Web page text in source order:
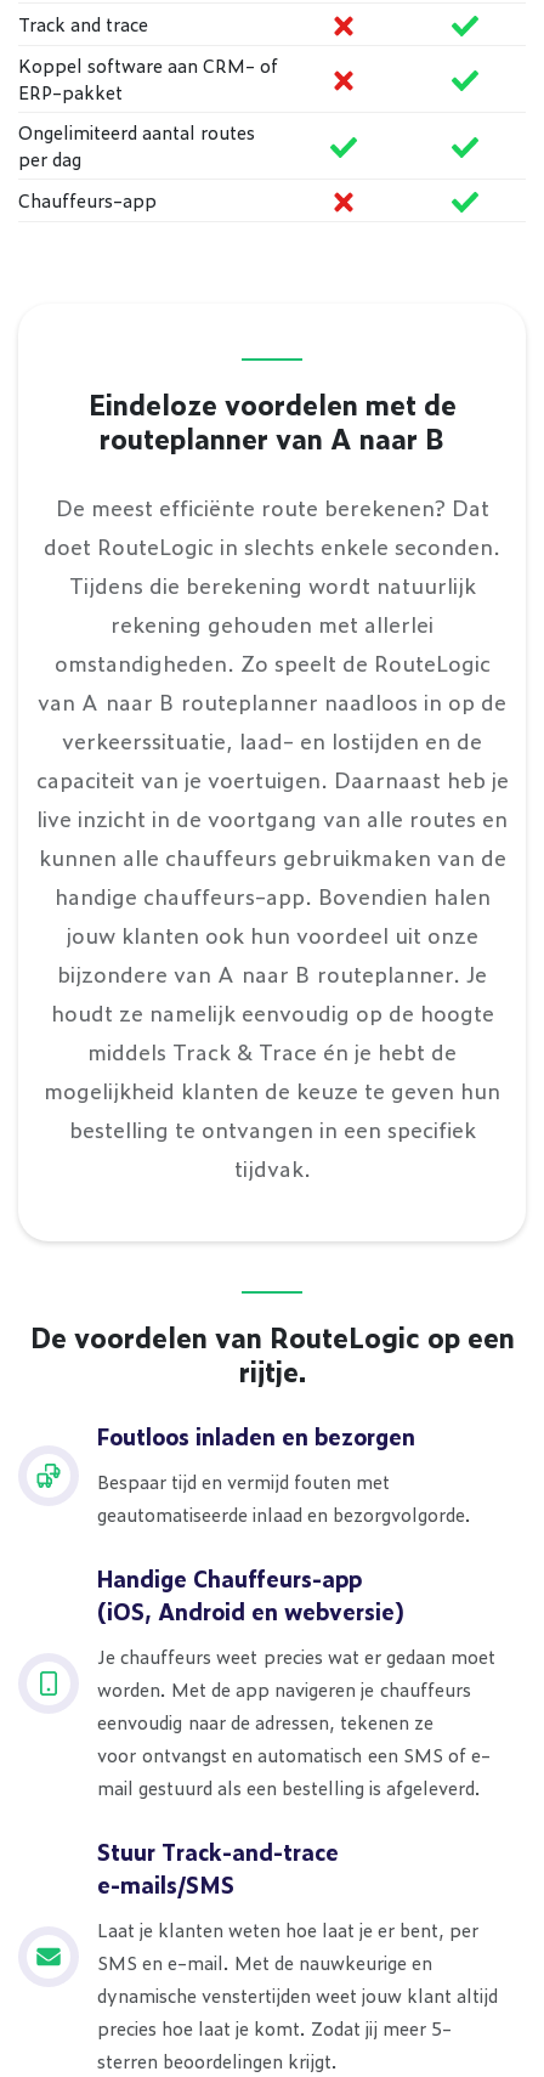
Track and trace Niet ondersteund
Koppel software aan CRM- of
ERP-pakket
Niet ondersteund
Ongelimiteerd aantal routes
per dag
Ondersteund
Chauffeurs-app Niet ondersteund
Eindeloze voordelen met de
routeplanner van A naar B
De meest efficiënte route berekenen? Dat
doet RouteLogic in slechts enkele seconden.
Tijdens die berekening wordt natuurlijk
rekening gehouden met allerlei
omstandigheden. Zo speelt de RouteLogic
van A naar B routeplanner naadloos in op de
verkeerssituatie, laad- en lostijden en de
capaciteit van je voertuigen. Daarnaast heb je
live inzicht in de voortgang van alle routes en
kunnen alle chauffeurs gebruikmaken van de
handige chauffeurs-app. Bovendien halen
jouw klanten ook hun voordeel uit onze
bijzondere van A naar B routeplanner. Je
houdt ze namelijk eenvoudig op de hoogte
middels Track & Trace én je hebt de
mogelijkheid klanten de keuze te geven hun
bestelling te ontvangen in een specifiek
tijdvak.
De voordelen van RouteLogic op een
rijtje.
Foutloos inladen en bezorgen
Bespaar tijd en vermijd fouten met
geautomatiseerde inlaad en bezorgvolgorde.
Handige Chauffeurs-app
(iOS, Android en webversie)
Je chauffeurs weet precies wat er gedaan moet
worden. Met de app navigeren je chauffeurs
eenvoudig naar de adressen, tekenen ze
voor ontvangst en automatisch een SMS of e-
mail gestuurd als een bestelling is afgeleverd.
Stuur Track-and-trace
e-mails/SMS
Laat je klanten weten hoe laat je er bent, per
SMS en e-mail. Met de nauwkeurige en
dynamische venstertijden weet jouw klant altijd
precies hoe laat je komt. Zodat jij meer 5-
sterren beoordelingen krijgt.